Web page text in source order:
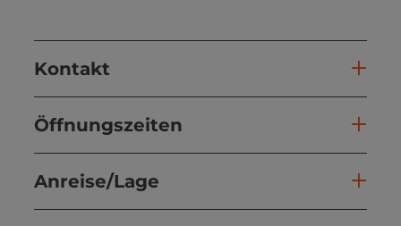
Kontakt
Öffnungszeiten
Anreise/Lage